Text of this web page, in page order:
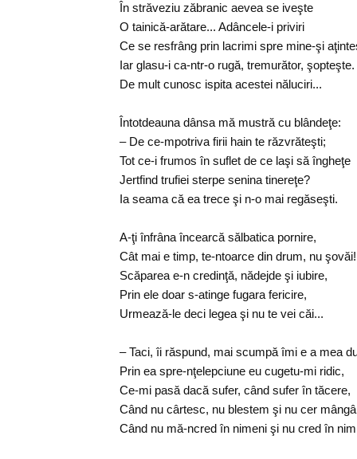
În străveziu zăbranic aevea se iveşte
O tainică-arătare... Adâncele-i priviri
Ce se resfrâng prin lacrimi spre mine-şi
Iar glasu-i ca-ntr-o rugă, tremurător, şopteşte.
De mult cunosc ispita acestei năluciri...
Întotdeauna dânsa mă mustră cu blândeţe:
– De ce-mpotriva firii hain te răzvrăteşti;
Tot ce-i frumos în suflet de ce laşi să îngheţe
Jertfind trufiei sterpe senina tinereţe?
Ia seama că ea trece şi n-o mai regăseşti.
A-ţi înfrâna încearcă sălbatica pornire,
Cât mai e timp, te-ntoarce din drum, nu şovăi!
Scăparea e-n credinţă, nădejde şi iubire,
Prin ele doar s-atinge fugara fericire,
Urmează-le deci legea şi nu te vei căi...
– Taci, îi răspund, mai scumpă îmi e a mea
Prin ea spre-nţelepciune eu cugetu-mi ridic,
Ce-mi pasă dacă sufer, când sufer în tăcere,
Când nu cârtesc, nu blestem şi nu cer
Când nu mă-ncred în nimeni şi nu cred în